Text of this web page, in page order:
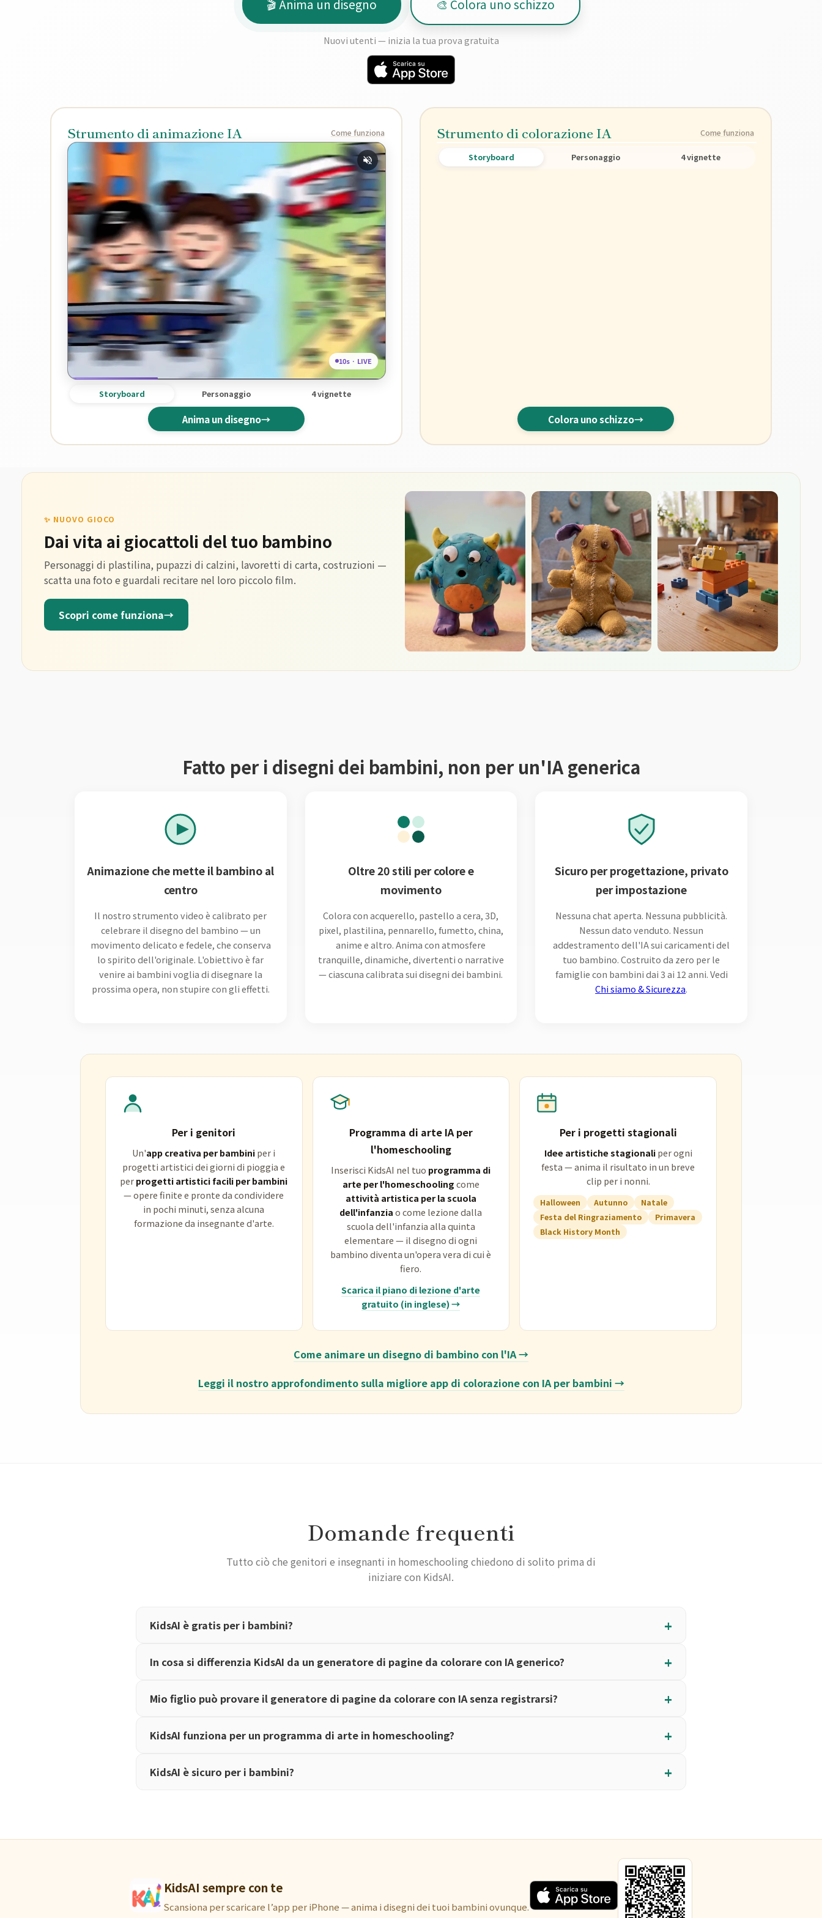
🎬 Anima un disegno 🎨 Colora uno schizzo
Nuovi utenti — inizia la tua prova gratuita
Strumento di animazione IA Come funziona
10s · LIVE
Storyboard Personaggio 4 vignette
Anima un disegno→
Strumento di colorazione IA Come funziona
Storyboard Personaggio 4 vignette
Colora uno schizzo→
✨ NUOVO GIOCO
Dai vita ai giocattoli del tuo bambino
Personaggi di plastilina, pupazzi di calzini, lavoretti di carta, costruzioni —
scatta una foto e guardali recitare nel loro piccolo film.
Scopri come funziona→
Fatto per i disegni dei bambini, non per un'IA generica
Animazione che mette il bambino al
centro
Il nostro strumento video è calibrato per
celebrare il disegno del bambino — un
movimento delicato e fedele, che conserva
lo spirito dell'originale. L'obiettivo è far
venire ai bambini voglia di disegnare la
prossima opera, non stupire con gli effetti.
Oltre 20 stili per colore e
movimento
Colora con acquerello, pastello a cera, 3D,
pixel, plastilina, pennarello, fumetto, china,
anime e altro. Anima con atmosfere
tranquille, dinamiche, divertenti o narrative
— ciascuna calibrata sui disegni dei bambini.
Sicuro per progettazione, privato
per impostazione
Nessuna chat aperta. Nessuna pubblicità.
Nessun dato venduto. Nessun
addestramento dell'IA sui caricamenti del
tuo bambino. Costruito da zero per le
famiglie con bambini dai 3 ai 12 anni. Vedi
Chi siamo & Sicurezza.
Per i genitori
Un'app creativa per bambiniper i
progetti artistici dei giorni di pioggia e
perprogetti artistici facili per bambini
— opere finite e pronte da condividere
in pochi minuti, senza alcuna
formazione da insegnante d'arte.
Programma di arte IA per
l'homeschooling
Inserisci KidsAI nel tuo programma di
arte per l'homeschoolingcome
attività artistica per la scuola
dell'infanziao come lezione dalla
scuola dell'infanzia alla quinta
elementare — il disegno di ogni
bambino diventa un'opera vera di cui è
fiero.
Scarica il piano di lezione d'arte
gratuito (in inglese) →
Per i progetti stagionali
Idee artistiche stagionaliper ogni
festa — anima il risultato in un breve
clip per i nonni.
Halloween Autunno
Natale
Festa del Ringraziamento
Primavera
Black History Month
Come animare un disegno di bambino con l'IA →
Leggi il nostro approfondimento sulla migliore app di colorazione con IA per bambini →
Domande frequenti
Tutto ciò che genitori e insegnanti in homeschooling chiedono di solito prima di
iniziare con KidsAI.
KidsAI è gratis per i bambini?
In cosa si differenzia KidsAI da un generatore di pagine da colorare con IA generico?
Mio figlio può provare il generatore di pagine da colorare con IA senza registrarsi?
KidsAI funziona per un programma di arte in homeschooling?
KidsAI è sicuro per i bambini?
KidsAI sempre con te
Scansiona per scaricare l’app per iPhone — anima i disegni dei tuoi bambini ovunque.